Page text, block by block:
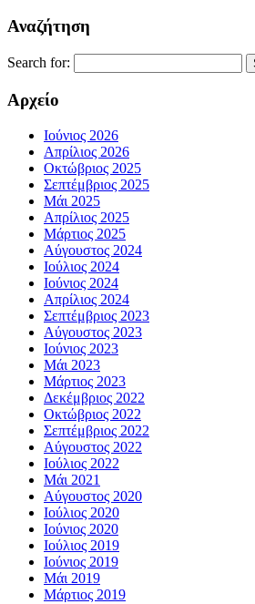
Αναζήτηση
Search for:
Αρχείο
Ιούνιος 2026
Απρίλιος 2026
Οκτώβριος 2025
Σεπτέμβριος 2025
Μάι 2025
Απρίλιος 2025
Μάρτιος 2025
Αύγουστος 2024
Ιούλιος 2024
Ιούνιος 2024
Απρίλιος 2024
Σεπτέμβριος 2023
Αύγουστος 2023
Ιούνιος 2023
Μάι 2023
Μάρτιος 2023
Δεκέμβριος 2022
Οκτώβριος 2022
Σεπτέμβριος 2022
Αύγουστος 2022
Ιούλιος 2022
Μάι 2021
Αύγουστος 2020
Ιούλιος 2020
Ιούνιος 2020
Ιούλιος 2019
Ιούνιος 2019
Μάι 2019
Μάρτιος 2019